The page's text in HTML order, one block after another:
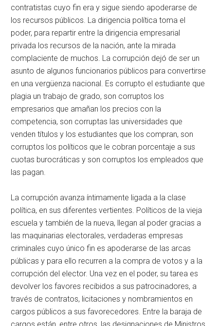
contratistas cuyo fin era y sigue siendo apoderarse de
los recursos públicos. La dirigencia política toma el
poder, para repartir entre la dirigencia empresarial
privada los recursos de la nación, ante la mirada
complaciente de muchos. La corrupción dejó de ser un
asunto de algunos funcionarios públicos para convertirse
en una vergüenza nacional. Es corrupto el estudiante que
plagia un trabajo de grado, son corruptos los
empresarios que amañan los precios con la
competencia, son corruptas las universidades que
venden títulos y los estudiantes que los compran, son
corruptos los políticos que le cobran porcentaje a sus
cuotas burocráticas y son corruptos los empleados que
las pagan.
La corrupción avanza íntimamente ligada a la clase
política, en sus diferentes vertientes. Políticos de la vieja
escuela y también de la nueva, llegan al poder gracias a
las maquinarias electorales, verdaderas empresas
criminales cuyo único fin es apoderarse de las arcas
públicas y para ello recurren a la compra de votos y a la
corrupción del elector. Una vez en el poder, su tarea es
devolver los favores recibidos a sus patrocinadores, a
través de contratos, licitaciones y nombramientos en
cargos públicos a sus favorecedores. Entre la baraja de